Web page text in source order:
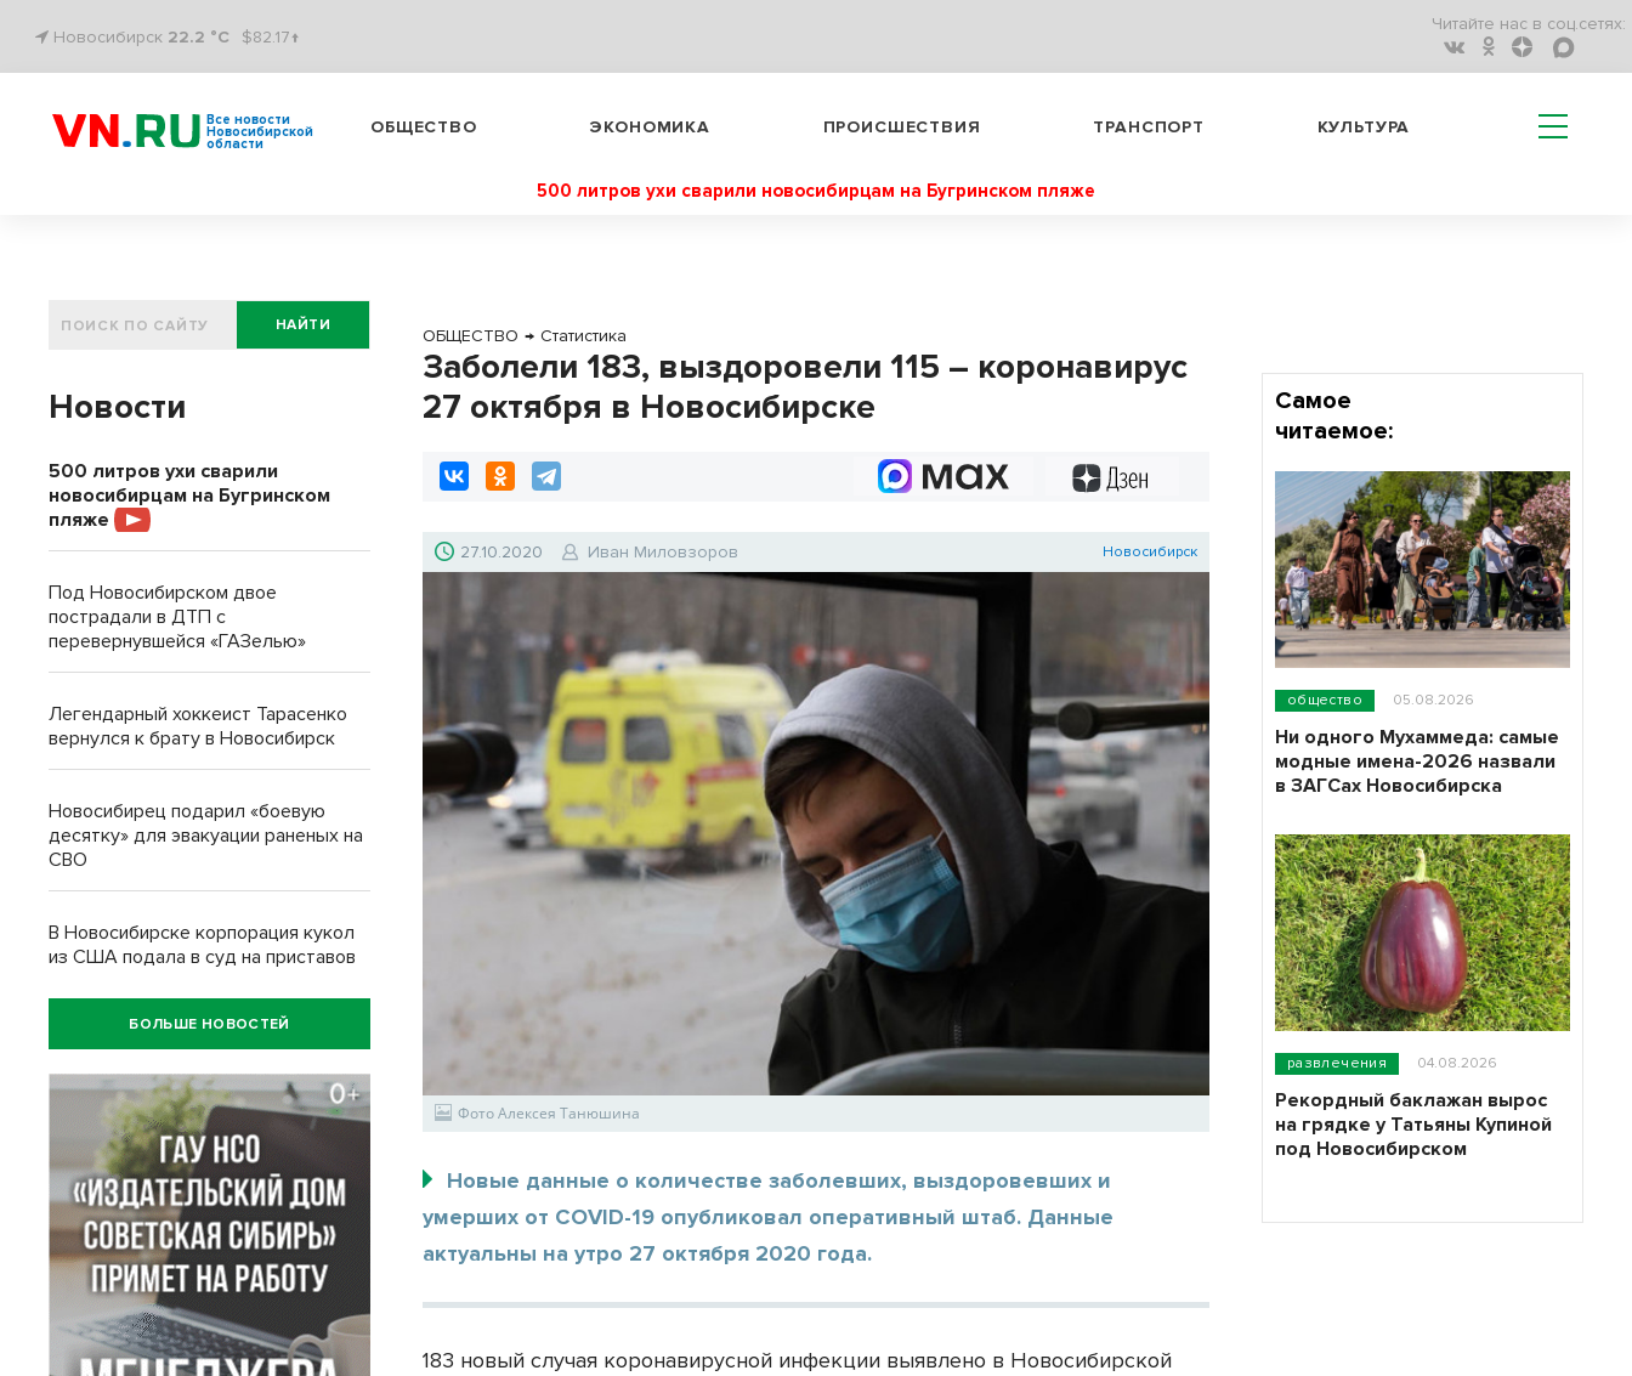
Новосибирск 22.2 °C $82.17↑
Читайте нас в соц.сетях:
Все новости
Новосибирской
области
ОБЩЕСТВО ЭКОНОМИКА ПРОИСШЕСТВИЯ ТРАНСПОРТ КУЛЬТУРА
500 литров ухи сварили новосибирцам на Бугринском пляже
ОБЩЕСТВО → Статистика
Заболели 183, выздоровели 115 – коронавирус
27 октября в Новосибирске
27.10.2020 Иван Миловзоров Новосибирск
Фото Алексея Танюшина
Новые данные о количестве заболевших, выздоровевших и
умерших от COVID-19 опубликовал оперативный штаб. Данные
актуальны на утро 27 октября 2020 года.
183 новый случая коронавирусной инфекции выявлено в Новосибирской
НАЙТИ
Новости
500 литров ухи сварили
новосибирцам на Бугринском
пляже
Под Новосибирском двое
пострадали в ДТП с
перевернувшейся «ГАЗелью»
Легендарный хоккеист Тарасенко
вернулся к брату в Новосибирск
Новосибирец подарил «боевую
десятку» для эвакуации раненых на
СВО
В Новосибирске корпорация кукол
из США подала в суд на приставов
БОЛЬШЕ НОВОСТЕЙ
Самое
читаемое:
общество 05.08.2026
Ни одного Мухаммеда: самые
модные имена-2026 назвали
в ЗАГСах Новосибирска
развлечения 04.08.2026
Рекордный баклажан вырос
на грядке у Татьяны Купиной
под Новосибирском